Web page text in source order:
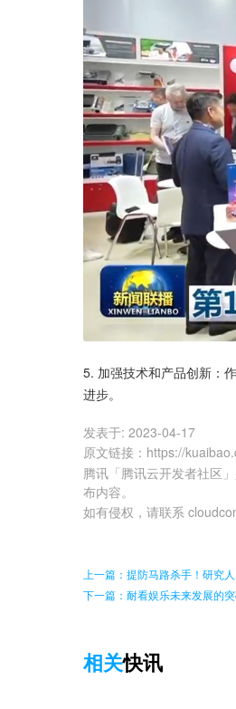
5. 加强技术和产品创新：
进步。
发表于: 2023-04-17
原文链接 ： https://
腾讯「腾讯云开发者社区
布内容。
如有侵权，请联系
上一篇：提防马路杀手！研究
下一篇：耐看娱乐未来发展的
相关快讯